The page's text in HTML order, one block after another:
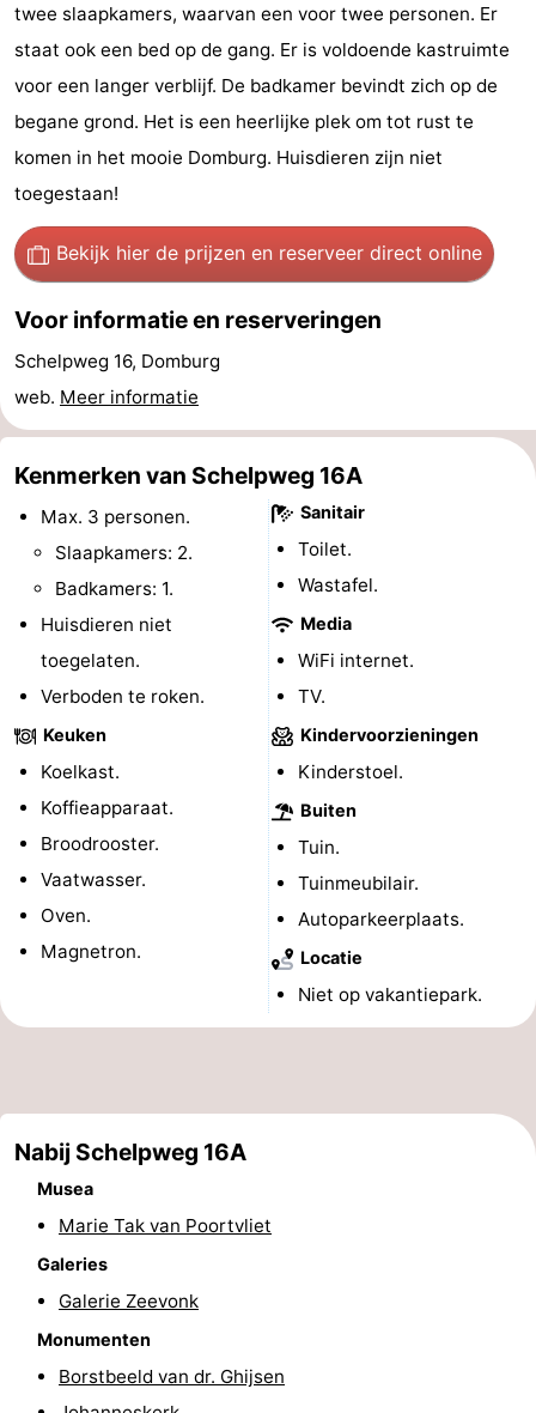
Monumenten
-
Vuurtorens
-
Uitkijkpunten
Attracties
-
Speeltuinen
-
Binnenspeeltuinen
-
Bowlen
-
Minigolfbanen
Wellness
Natuur
Sporten
-
Zwembaden
-
Fietsen
Wandelen
-
Paardrijden
Maneges
-
drinken
Mondriaan
Toorop
Evenementen
Praktisch
twee slaapkamers, waarvan een voor twee personen. Er
staat ook een bed op de gang. Er is voldoende kastruimte
voor een langer verblijf. De badkamer bevindt zich op de
begane grond. Het is een heerlijke plek om tot rust te
komen in het mooie Domburg. Huisdieren zijn niet
toegestaan!
Bekijk hier de prijzen en reserveer direct online
Voor informatie en reserveringen
Schelpweg 16, Domburg
web. Meer informatie
Kenmerken van Schelpweg 16A
Max. 3 personen.
Slaapkamers: 2.
Badkamers: 1.
Huisdieren niet
toegelaten.
Verboden te roken.
Keuken
Koelkast.
Koffieapparaat.
Broodrooster.
Vaatwasser.
Oven.
Magnetron.
Sanitair
Toilet.
Wastafel.
Media
WiFi internet.
TV.
Kindervoorzieningen
Kinderstoel.
Buiten
Tuin.
Tuinmeubilair.
Autoparkeerplaats.
Locatie
Niet op vakantiepark.
Nabij Schelpweg 16A
Musea
Marie Tak van Poortvliet
Galeries
Galerie Zeevonk
Monumenten
Borstbeeld van dr. Ghijsen